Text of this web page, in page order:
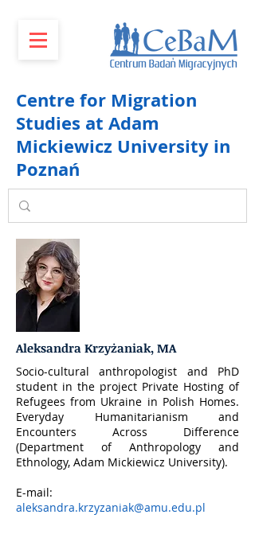
Centre for Migration
Studies at Adam
Mickiewicz University in
Poznań
Aleksandra Krzyżaniak, MA
Socio-cultural anthropologist and PhD
student in the project Private Hosting of
Refugees from Ukraine in Polish Homes.
Everyday Humanitarianism and
Encounters Across Difference
(Department of Anthropology and
Ethnology, Adam Mickiewicz University).
E-mail:
aleksandra.krzyzaniak@amu.edu.pl